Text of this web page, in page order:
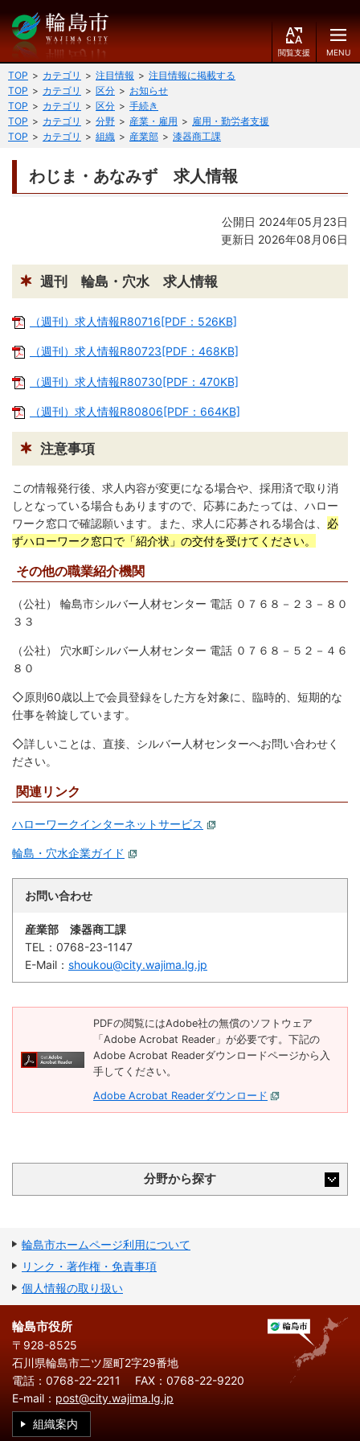
閲
覧
E
文字の大きさ
小
背景色
黒
青
言語を変更する
n
g
i
s
体
中
繁
体
中
어
くらしのガイド
保険・年金・介護
育児・教育
住宅・インフラ 環境・衛生
税 入札・契約
都市整備
観光情報 市の紹介
世界農業遺産 施設案内
市政情報
市役所ご案内
行政 教育行政
選挙
防災
防災・救急
TOP カテゴリ 注目情報
注目情報に掲載する
TOP
カテゴリ 区分
お知らせ
TOP
カテゴリ 区分
手続き
TOP
カテゴリ 分野 産業・雇用
雇用・勤労者支援
TOP
カテゴリ 組織 産業部 漆器商工課
わじま・あなみず 求人情報
公開日 2024年05月23日
更新日 2026年08月06日
週刊 輪島・穴水 求人情報
（週刊）求人情報R80716[PDF：526KB]
（週刊）求人情報R80723[PDF：468KB]
（週刊）求人情報R80730[PDF：470KB]
（週刊）求人情報R80806[PDF：664KB]
注意事項
この情報発行後、求人内容が変更になる場合や、採用済で取り消
しとなっている場合もありますので、応募にあたっては、ハロー
ワーク窓口で確認願います。また、求人に応募される場合は、 必
ずハローワーク窓口で「紹介状」の交付を受けてください。
その他の職業紹介機関
（公社） 輪島市シルバー人材センター 電話 ０７６８－２３－８０
３３
（公社） 穴水町シルバー人材センター 電話 ０７６８－５２－４６
８０
◇原則60歳以上で会員登録をした方を対象に、臨時的、短期的な
仕事を斡旋しています。
◇詳しいことは、直接、シルバー人材センターへお問い合わせく
ださい。
関連リンク
ハローワークインターネットサービス
輪島・穴水企業ガイド
お問い合わせ
産業部 漆器商工課
TEL： 0768-23-1147
E-Mail： shoukou@city.wajima.lg.jp
PDFの閲覧にはAdobe社の無償のソフトウェア
「Adobe Acrobat Reader」が必要です。下記の
Adobe Acrobat Readerダウンロードページから入
手してください。
Adobe Acrobat Readerダウンロード
分野から探す
輪島市ホームページ利用について
リンク・著作権・免責事項
個人情報の取り扱い
輪島市役所
〒928-8525
石川県輪島市二ツ屋町2字29番地
電話：0768-22-2211
FAX：0768-22-9220
E-mail： post@city.wajima.lg.jp
組織案内